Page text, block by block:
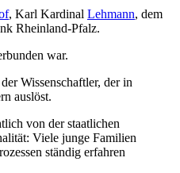
, Karl Kardinal Lehmann, dem
Rheinland-Pfalz.
war.
Wissenschaftler, der in
auslöst.
von der staatlichen
Viele junge Familien
ständig erfahren